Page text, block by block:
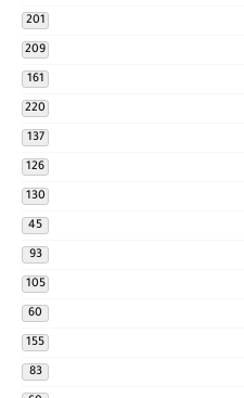
201
209
161
220
137
126
130
45
93
105
60
155
83